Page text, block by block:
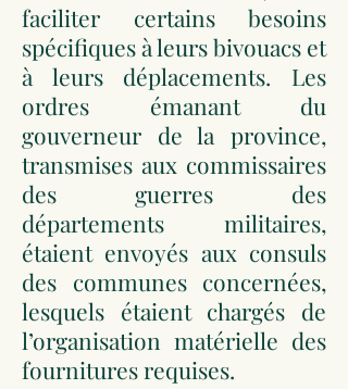
faciliter certains besoins
spécifiques à leurs bivouacs et
à leurs déplacements. Les
ordres émanant du
gouverneur de la province,
transmises aux commissaires
des guerres des
départements militaires,
étaient envoyés aux consuls
des communes concernées,
lesquels étaient chargés de
l’organisation matérielle des
fournitures requises.